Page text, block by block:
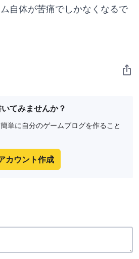
自体が苦痛でしかなくなるで
てみませんか？
単に自分のゲームブログを作ること
カウント作成